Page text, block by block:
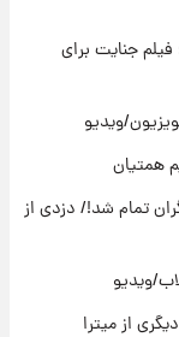
تانک جهان آشنا
جنایت برای
ویدیو
همتیان
تمام شد!/ دزدی از
ویدیو
از میترا